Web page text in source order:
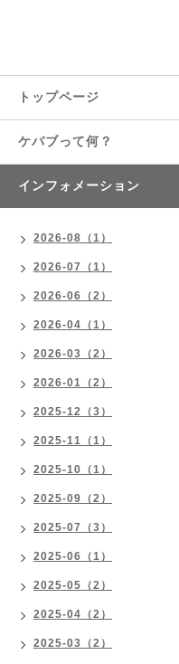
トップページ
ケバブって何？
インフォメーション
2026-08（1）
2026-07（1）
2026-06（2）
2026-04（1）
2026-03（2）
2026-01（2）
2025-12（3）
2025-11（1）
2025-10（1）
2025-09（2）
2025-07（3）
2025-06（1）
2025-05（2）
2025-04（2）
2025-03（2）